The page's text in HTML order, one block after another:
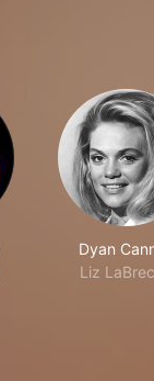
Dyan
Liz